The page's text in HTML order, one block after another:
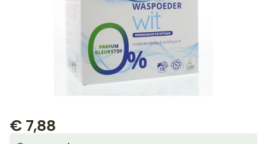
€ 7,88